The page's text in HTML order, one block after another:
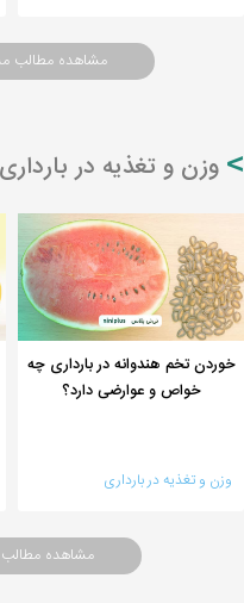
مشاهده مطالب
وزن و تغذیه در بارداری
خوردن تخم هندوانه در بارداری چه
خواص و عوارضی دارد؟
وزن و تغذیه در بارداری
مشاهده مطالب